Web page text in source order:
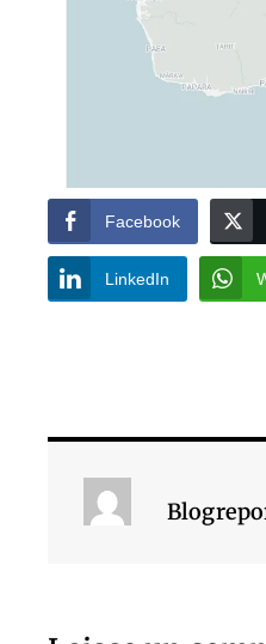
Facebook
LinkedIn